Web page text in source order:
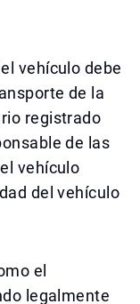
vehículo debe
de la
registrado
de las
vehículo
del vehículo
el
legalmente